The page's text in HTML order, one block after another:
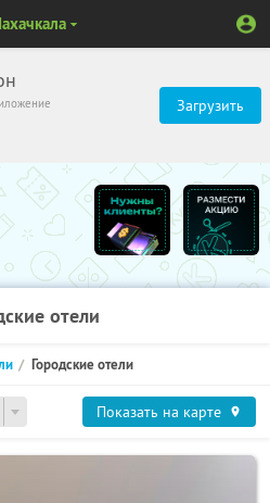
Загрузить
отели
Городские отели
Показать на карте